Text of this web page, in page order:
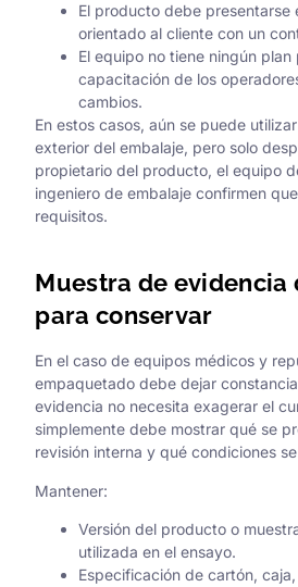
El producto debe presentarse
orientado al cliente con un
El equipo no tiene ningún
capacitación de los
cambios.
En estos casos, aún se puede
exterior del embalaje, pero solo
propietario del producto, el equipo
ingeniero de embalaje confirmen
requisitos.
Muestra de evidencia
para conservar
En el caso de equipos médicos y
empaquetado debe dejar
evidencia no necesita exagerar el
simplemente debe mostrar qué se
revisión interna y qué condiciones
Mantener:
Versión del producto o
utilizada en el ensayo.
Especificación de cartón,